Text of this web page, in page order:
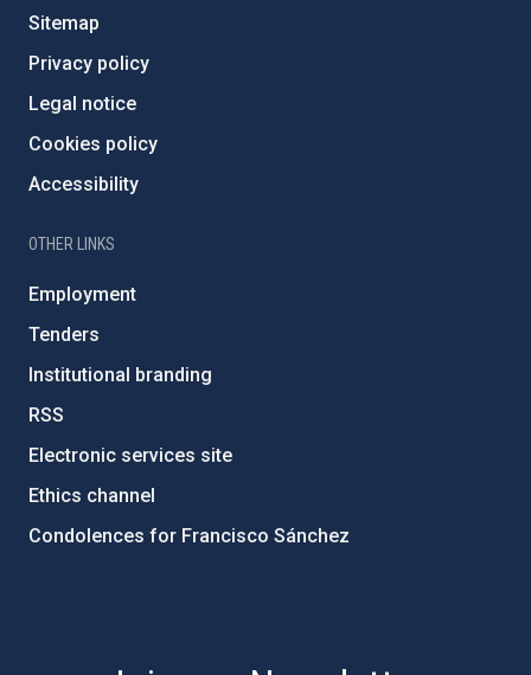
Sitemap
Privacy policy
Legal notice
Cookies policy
Accessibility
OTHER LINKS
Employment
Tenders
Institutional branding
RSS
Electronic services site
Ethics channel
Condolences for Francisco Sánchez